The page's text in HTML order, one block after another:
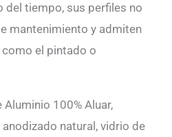
del tiempo, sus perfiles no
mantenimiento y admiten
el pintado o
100% Aluar,
natural, vidrio de